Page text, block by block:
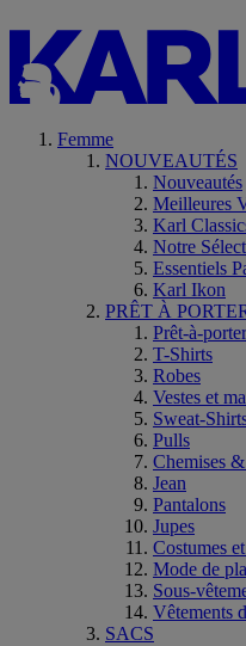
Femme
NOUVEAUTÉS
Nouveautés
Meilleures
Karl
Notre
Essentiels
Karl Ikon
PRÊT À
Prêt-à-porter
T-Shirts
Robes
Vestes et
Sweat-
Pulls
Chemises
Jean
Pantalons
Jupes
Costumes
Mode de
Sous-
Vêtements
SACS